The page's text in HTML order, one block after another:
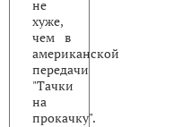
не
хуже,
чем в
американской
передачи
"Тачки
на
прокачку".